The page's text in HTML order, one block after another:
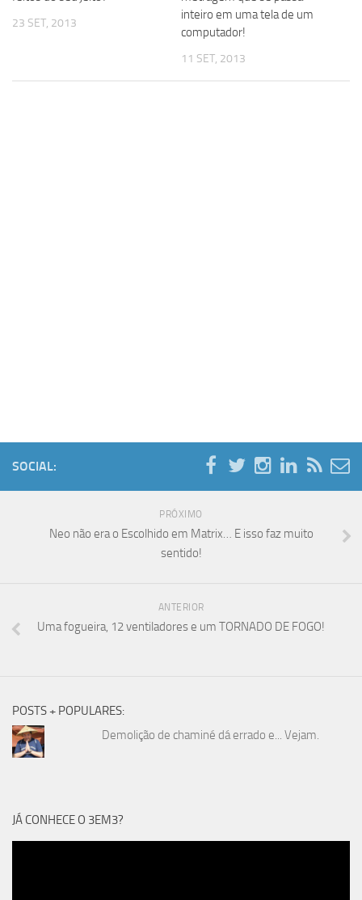
23 SET, 2013
inteiro em uma tela de um
computador!
11 SET, 2013
SOCIAL:
PRÓXIMO
Neo não era o Escolhido em Matrix… E isso faz muito
sentido!
ANTERIOR
Uma fogueira, 12 ventiladores e um TORNADO DE FOGO!
POSTS + POPULARES:
Demolição de chaminé dá errado e... Vejam.
JÁ CONHECE O 3EM3?